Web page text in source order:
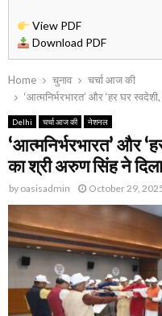
Home चुनाव
चर्चा आज की
‘आत्मनिर्भरभारत’ और ‘हर घर
Delhi चर्चा आज की नेशनल
‘आत्मनिर्भरभारत’ और
का श्री अरुण सिंह ने
by oasisadmin October 29,
View PDF
Download PDF